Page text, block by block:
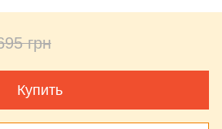
грн
Купить